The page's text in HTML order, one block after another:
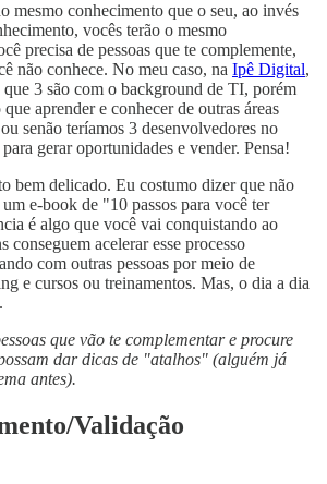
mesmo conhecimento que o seu, ao invés
vocês terão o mesmo
precisa de pessoas que te complemente,
não conhece. No meu caso, na Ipê Digital,
que 3 são com o background de TI, porém
aprender e conhecer de outras áreas
senão teríamos 3 desenvolvedores no
gerar oportunidades e vender. Pensa!
bem delicado. Eu costumo dizer que não
e-book de "10 passos para você ter
é algo que você vai conquistando ao
conseguem acelerar esse processo
com outras pessoas por meio de
e cursos ou treinamentos. Mas, o dia a dia
que vão te complementar e procure
dar dicas de "atalhos" (alguém já
antes).
Validação